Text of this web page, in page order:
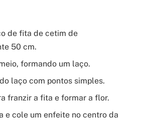
de fita de cetim de
50 cm.
formando um laço.
laço com pontos simples.
franzir a fita e formar a flor.
e cole um enfeite no centro da